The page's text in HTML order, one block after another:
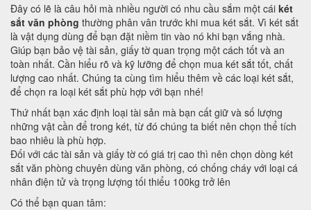
Đây có lẽ là câu hỏi mà nhiều người có nhu cầu sắm một cái két
sắt văn phòng thường phân vân trước khi mua két sắt. Vì két sắt
là vật dụng dùng để bạn đặt niềm tin vào nó khi bạn vắng nhà.
Giúp bạn bảo vệ tài sản, giấy tờ quan trọng một cách tốt và an
toàn nhất. Cần hiểu rõ và kỹ lưỡng để chọn mua két sắt tốt, chất
lượng cao nhất. Chúng ta cùng tìm hiểu thêm về các loại két sắt,
để chọn ra loại két sắt phù hợp với bạn nhé!
Thứ nhất bạn xác định loại tài sản mà bạn cất giữ và số lượng
những vật cần để trong két, từ đó chúng ta biết nên chọn thể tích
bao nhiêu là phù hợp.
Đối với các tài sản và giấy tờ có giá trị cao thì nên chọn dòng két
sắt văn phòng chuyên dùng văn phòng, có chống cháy với loại cá
nhân điện tử và trọng lượng tối thiểu 100kg trở lên
Có thể bạn quan tâm: